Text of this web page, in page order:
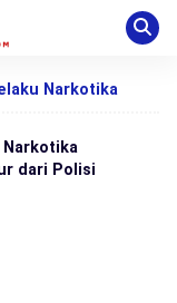
Narkotika
Narkotika
dari Polisi